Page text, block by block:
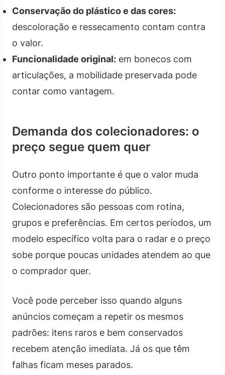
Conservação do plástico e das cores:
descoloração e ressecamento contam contra
o valor.
Funcionalidade original: em bonecos com
articulações, a mobilidade preservada pode
contar como vantagem.
Demanda dos colecionadores: o
preço segue quem quer
Outro ponto importante é que o valor muda
conforme o interesse do público.
Colecionadores são pessoas com rotina,
grupos e preferências. Em certos períodos, um
modelo específico volta para o radar e o preço
sobe porque poucas unidades atendem ao que
o comprador quer.
Você pode perceber isso quando alguns
anúncios começam a repetir os mesmos
padrões: itens raros e bem conservados
recebem atenção imediata. Já os que têm
falhas ficam meses parados.